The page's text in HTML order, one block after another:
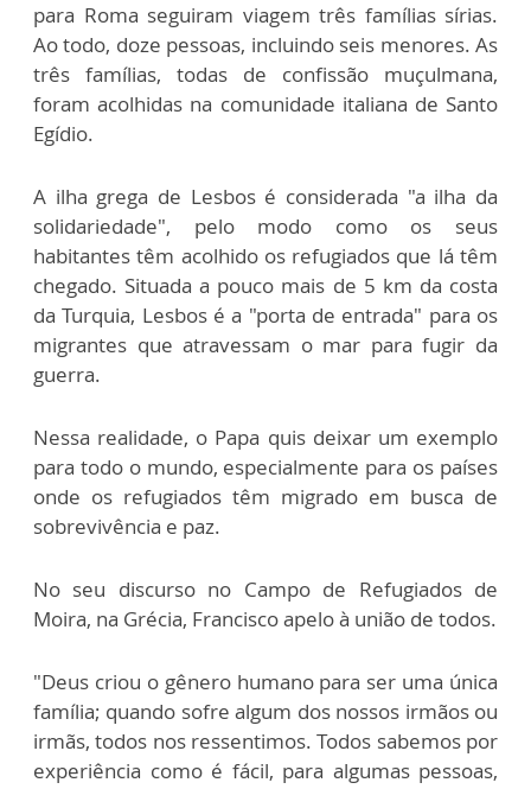
para Roma seguiram viagem três famílias sírias.
Ao todo, doze pessoas, incluindo seis menores. As
três famílias, todas de confissão muçulmana,
foram acolhidas na comunidade italiana de Santo
Egídio.
A ilha grega de Lesbos é considerada "a ilha da
solidariedade", pelo modo como os seus
habitantes têm acolhido os refugiados que lá têm
chegado. Situada a pouco mais de 5 km da costa
da Turquia, Lesbos é a "porta de entrada" para os
migrantes que atravessam o mar para fugir da
guerra.
Nessa realidade, o Papa quis deixar um exemplo
para todo o mundo, especialmente para os países
onde os refugiados têm migrado em busca de
sobrevivência e paz.
No seu discurso no Campo de Refugiados de
Moira, na Grécia, Francisco apelo à união de todos.
"Deus criou o gênero humano para ser uma única
família; quando sofre algum dos nossos irmãos ou
irmãs, todos nos ressentimos. Todos sabemos por
experiência como é fácil, para algumas pessoas,